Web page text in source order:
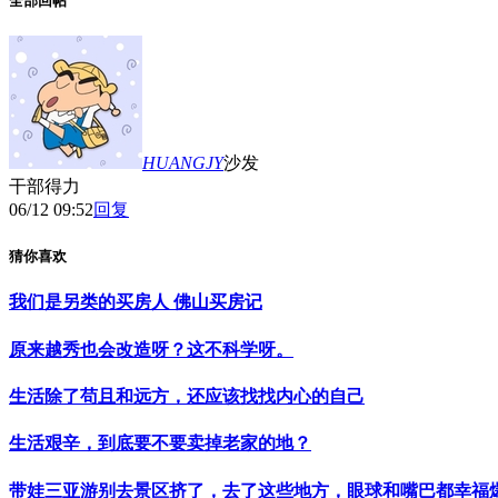
HUANGJY沙发
干部得力
06/12 09:52回复
猜你喜欢
我们是另类的买房人 佛山买房记
原来越秀也会改造呀？这不科学呀。
生活除了苟且和远方，还应该找找内心的自己
生活艰辛，到底要不要卖掉老家的地？
带娃三亚游别去景区挤了，去了这些地方，眼球和嘴巴都幸福